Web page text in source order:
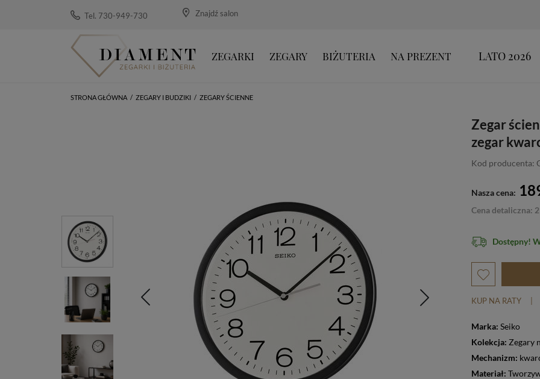
Tel. 730-949-730 Znajdź salon
ZEGARKI ZEGARY BIŻUTERIA NA PREZENT LATO 2026
STRONA GŁÓWNA / ZEGARY I BUDZIKI / ZEGARY ŚCIENNE
Zegar
zegar
Kod producenta:
Nasza cena:
Cena detaliczna:
Dostępny!
KUP NA RATY
Marka: Seiko
Kolekcja: Zegary
Mechanizm:
Materiał: